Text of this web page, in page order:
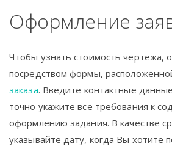
Оформление
Чтобы узнать стоимость чертежа,
посредством формы,
заказа. Введите контактные
точно укажите все требования к
оформлению задания. В качестве
указывайте дату, когда Вы хотите